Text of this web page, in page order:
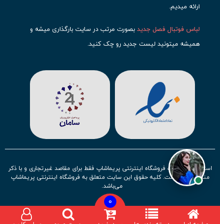
0
ارائه میدیم.
لباس فوتبال فصل جدیدبصورت مرتب در سایت بارگذاری میشه و
همیشه میتونید لیست جدید رو چک کنید.
حتما مشاهده کنید که قطعا برای تیم های مطرح دنیای فوتبال، تعداد
بیشتری محصول موجود میشه. این مورد شامل
لباس رئال مادرید
لباس اینتر میامی لباس منچستر سیتی
آث میلان میشه.
در ایران هملباس استقلال،لباس پرسپولیسولباس تیم ملی
ایرانتوجه زیادی بشون شده و تقریبا تمام محصولاتشون رو موجود
کردیم.
لباس فوتبال بچه گانه با توجه به استقبال نسل جدید روز به روز بصورت
کامل تر موجود میشه و تیم های بیشتری رو میتونید در این مجموعه
استفاده از مطالب فروشگاه اینترنتی پریماشاپ فقط برای مقاصد غیرتجاری و با ذکر
منبع بلامانع است. کلیه حقوق این سایت متعلق به فروشگاه اینترنتی پریماشاپ
می‌باشد.